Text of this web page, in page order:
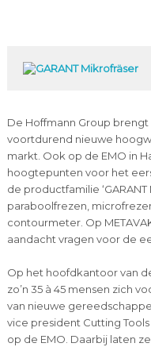
De Hoffmann Group
voortdurend nieuwe
markt. Ook op de EMO in
hoogtepunten voor het
de productfamilie
paraboolfrezen,
contourmeter. Op
aandacht vragen voor de
Op het hoofdkantoor van
zo’n 35 à 45 mensen zich
van nieuwe
vice president Cutting
op de EMO. Daarbij laten